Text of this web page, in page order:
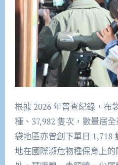
根據 2026 年普查紀錄，布
種、37,982 隻次，數量居
袋地區亦曾創下單日 1,718
地在國際瀕危物種保育上